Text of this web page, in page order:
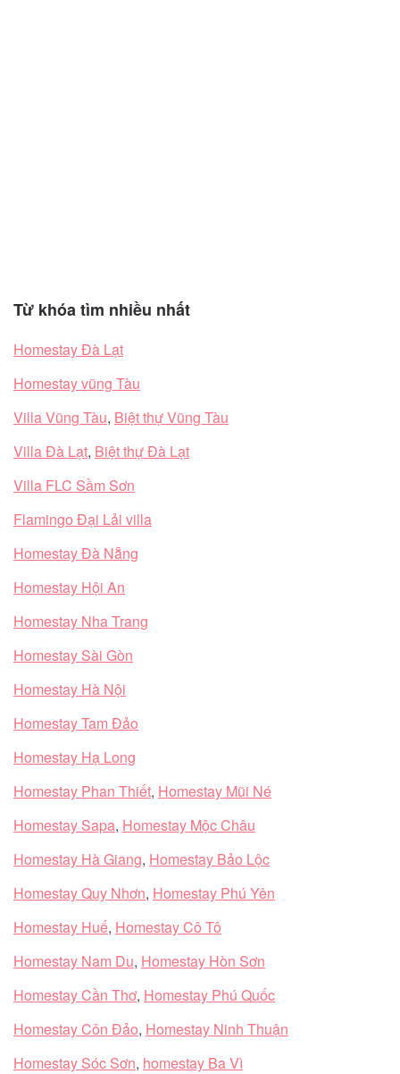
Từ khóa tìm nhiều nhất
Homestay Đà Lạt
Homestay vũng Tàu
Villa Vũng Tàu, Biệt thự Vũng Tàu
Villa Đà Lạt, Biệt thự Đà Lạt
Villa FLC Sầm Sơn
Flamingo Đại Lải villa
Homestay Đà Nẵng
Homestay Hội An
Homestay Nha Trang
Homestay Sài Gòn
Homestay Hà Nội
Homestay Tam Đảo
Homestay Hạ Long
Homestay Phan Thiết, Homestay Mũi Né
Homestay Sapa, Homestay Mộc Châu
Homestay Hà Giang, Homestay Bảo Lộc
Homestay Quy Nhơn, Homestay Phú Yên
Homestay Huế, Homestay Cô Tô
Homestay Nam Du, Homestay Hòn Sơn
Homestay Cần Thơ, Homestay Phú Quốc
Homestay Côn Đảo, Homestay Ninh Thuận
Homestay Sóc Sơn, homestay Ba Vì